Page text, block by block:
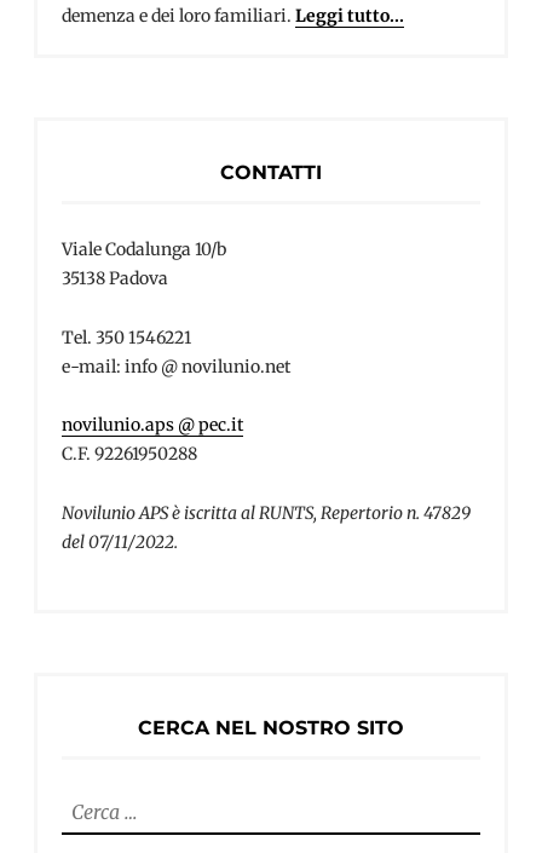
demenza e dei loro familiari. Leggi tutto...
CONTATTI
Viale Codalunga 10/b
35138 Padova
Tel. 350 1546221
e-mail: info @ novilunio.net
novilunio.aps @ pec.it
C.F. 92261950288
Novilunio APS è iscritta al RUNTS, Repertorio n. 47829
del 07/11/2022.
CERCA NEL NOSTRO SITO
Ricerca
per: